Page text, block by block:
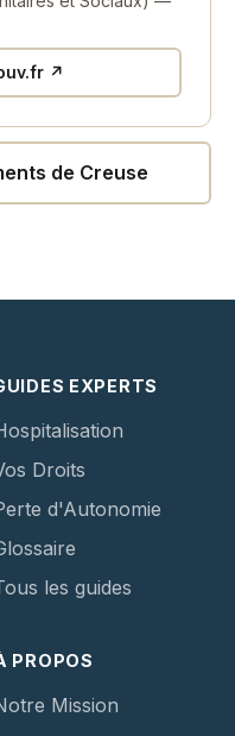
↗
de Creuse
EXPERTS
Droits
d'Autonomie
les guides
PROPOS
Mission